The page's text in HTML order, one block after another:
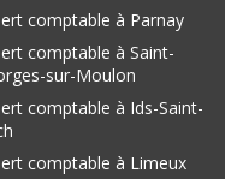
comptable à Parnay
comptable à Saint-
sur-Moulon
comptable à Ids-Saint-
comptable à Limeux